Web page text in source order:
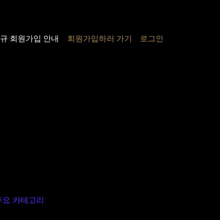
회원가입 안내 회원가입하러 가기 로그인
요 카테고리